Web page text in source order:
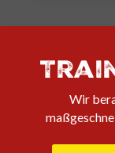
Wir